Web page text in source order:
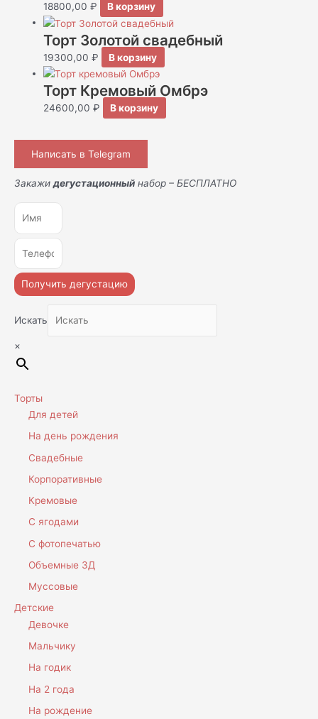
18800,00₽ В корзину
Торт Золотой свадебный
19300,00₽ В корзину
Торт Кремовый Омбрэ
24600,00₽ В корзину
Написать в Telegram
Закажи дегустационный набор – БЕСПЛАТНО
Получить дегустацию
Искать
×
Торты
Для детей
На день рождения
Свадебные
Корпоративные
Кремовые
С ягодами
С фотопечатью
Объемные 3Д
Муссовые
Детские
Девочке
Мальчику
На годик
На 2 года
На рождение